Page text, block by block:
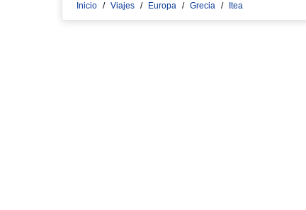
Inicio / Viajes / Europa / Grecia / Itea